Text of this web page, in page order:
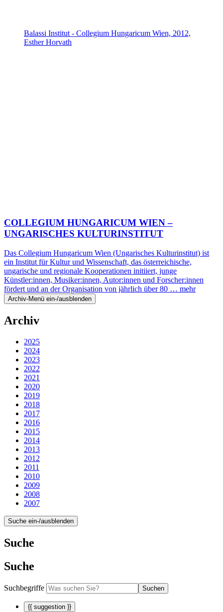
Balassi Institut - Collegium Hungaricum Wien, 2012,
Esther Horvath
COLLEGIUM HUNGARICUM WIEN –
UNGARISCHES KULTURINSTITUT
Das Collegium Hungaricum Wien (Ungarisches Kulturinstitut) ist
ein Institut für Kultur und Wissenschaft, das österreichische,
ungarische und regionale Kooperationen initiiert, junge
Künstler:innen, Musiker:innen, Autor:innen und Forscher:innen
fördert und an der Organisation von jährlich über 80 … mehr
Archiv-Menü ein-/ausblenden
Archiv
2025
2024
2023
2022
2021
2020
2019
2018
2017
2016
2015
2014
2013
2012
2011
2010
2009
2008
2007
Suche ein-/ausblenden
Suche
Suche
Suchbegriffe Suchen
{{ suggestion }}